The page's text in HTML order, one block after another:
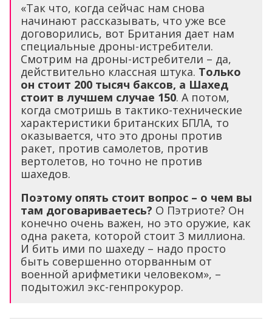
«Так что, когда сейчас нам снова
начинают рассказывать, что уже все
договорились, вот Британия дает нам
специальные дроны-истребители.
Смотрим на дроны-истребители – да,
действительно классная штука. Только
он стоит 200 тысяч баксов, а Шахед
стоит в лучшем случае 150. А потом,
когда смотришь в тактико-технические
характеристики британских БПЛА, то
оказывается, что это дроны против
ракет, против самолетов, против
вертолетов, но точно не против
шахедов.
Поэтому опять стоит вопрос – о чем вы
там договариваетесь? О Пэтриоте? Он
конечно очень важен, но это оружие, как
одна ракета, которой стоит 3 миллиона.
И бить ими по шахеду – надо просто
быть совершенно оторванным от
военной арифметики человеком», –
подытожил экс-генпрокурор.